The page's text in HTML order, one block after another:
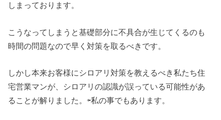
しまっております。
こうなってしまうと基礎部分に不具合が生じてくるのも
時間の問題なので早く対策を取るべきです。
しかし本来お客様にシロアリ対策を教えるべき私たち住
宅営業マンが、シロアリの認識が誤っている可能性があ
ることが解りました。⇦私の事でもあります。